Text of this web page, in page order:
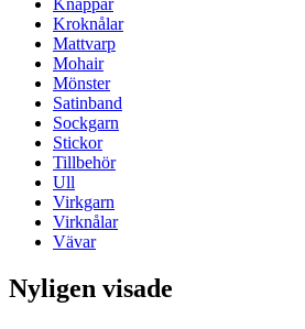
Kroknålar
Mattvarp
Mohair
Mönster
Satinband
Sockgarn
Stickor
Tillbehör
Ull
Virkgarn
Virknålar
Vävar
Nyligen visade